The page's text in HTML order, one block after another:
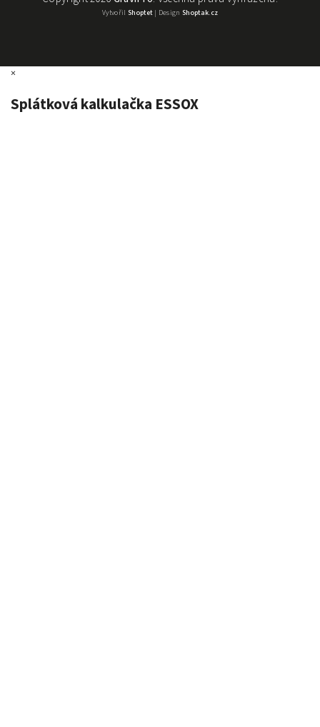
Vytvořil Shoptet| Design Shoptak.cz
×
Splátková kalkulačka ESSOX